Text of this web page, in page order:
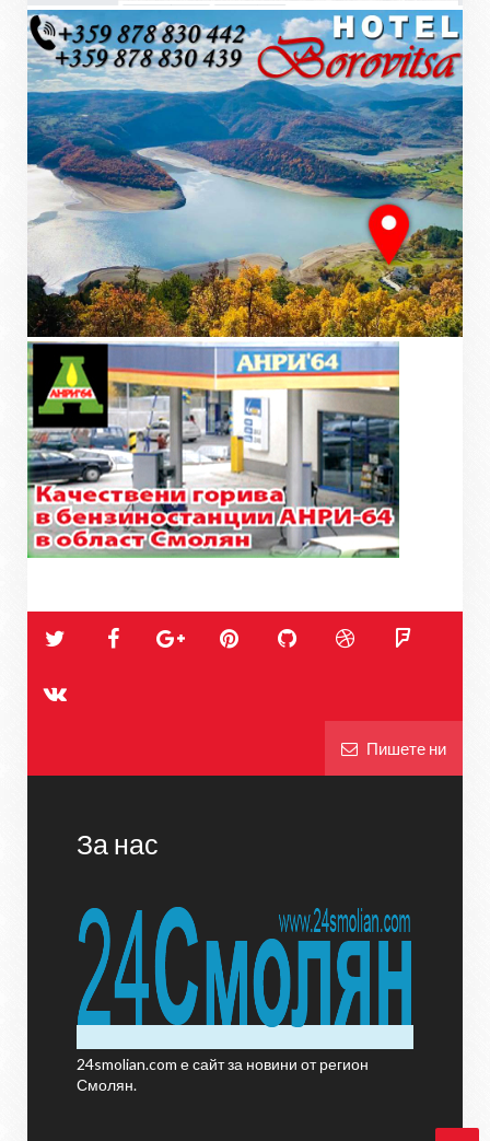
Пишете ни
За нас
24smolian.com е сайт за новини от регион
Смолян.